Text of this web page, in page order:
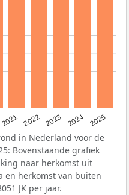
2021 2022 2023 2024 2025
in Nederland voor de
Bovenstaande grafiek
naar herkomst uit
en herkomst van buiten
JK per jaar.